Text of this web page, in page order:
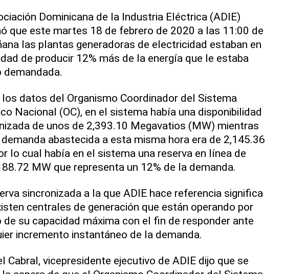
Dominicana de la Industria Eléctrica (ADIE)
que este martes 18 de febrero de 2020 a las 11:00 de
las plantas generadoras de electricidad estaban en
de producir 12% más de la energía que le estaba
demandada.
los datos del Organismo Coordinador del Sistema
Nacional (OC), en el sistema había una disponibilidad
de unos de 2,393.10 Megavatios (MW) mientras
abastecida a esta misma hora era de 2,145.36
lo cual había en el sistema una reserva en línea de
MW que representa un 12% de la demanda.
sincronizada a la que ADIE hace referencia significa
centrales de generación que están operando por
de su capacidad máxima con el fin de responder ante
incremento instantáneo de la demanda.
Cabral, vicepresidente ejecutivo de ADIE dijo que se